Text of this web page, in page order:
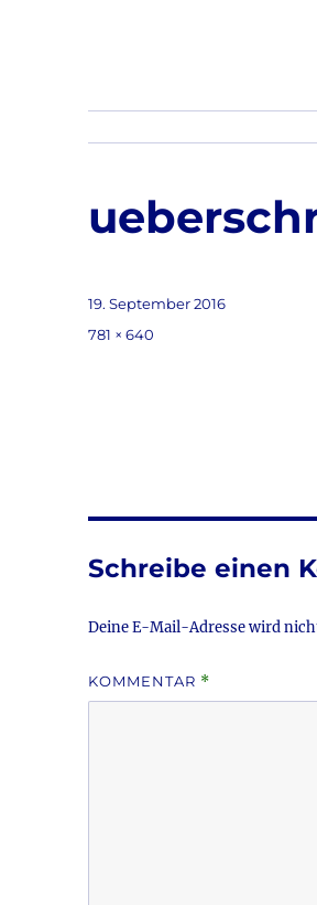
Veröffentlicht
am
19. September 2016
Volle
781 × 640
Schreibe einen
Deine E-Mail-Adresse wird
KOMMENTAR *